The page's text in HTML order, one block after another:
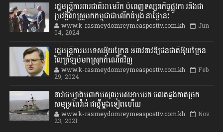
រដ្ឋមន្រ្តីការពារជាតិអាមេរិក បំពេញទស្សនកិច្ចផ្លូវកា រនិងជា
ប្រវត្តិសាស្រ្តមកកម្ពុជាជាលើកដំបូង នាថ្ងៃនេះ
www.k-rasmeydomreymeasposttv.com.kh Jun
04, 2024
រដ្ឋមន្ត្រីការបរទេសអ៊ុយក្រែន អំពាវនាវឱ្យជនជាតិអ៊ុយក្រែន
វិលត្រឡប់មកស្រុកកំណើតវិញ
www.k-rasmeydomreymeasposttv.com.kh Feb
29, 2024
នាវាចម្បាំងបំពាក់មីស៊ីលរបស់អាមេរិក ចល័តឆ្លងកាត់ច្រក
សមុទ្រតៃវ៉ាន់ ជាថ្មីម្តងទៀតហើយ
www.k-rasmeydomreymeasposttv.com.kh Nov
23, 2021